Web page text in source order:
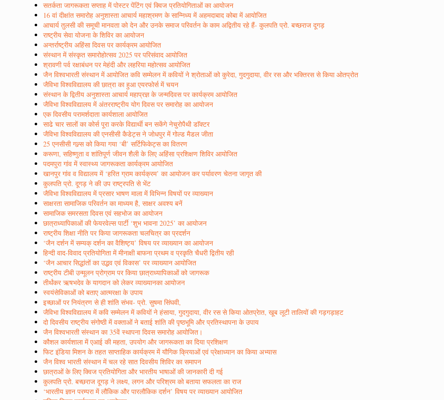
सतर्कता जागरूकता सप्ताह में पोस्टर पेंटिंग एवं क्विज प्रतियोगिताओं का आयोजन
16 वां दीक्षांत समारोह अनुशास्ता आचार्य महाश्रमण के सान्निध्य में अहमदाबाद कोबा में आयोजित
आचार्य तुलसी की समूची मानवता को देन और उनके समाज परिवर्तन के काम अद्वितीय रहे हैं- कुलपति प्रो. बच्छराज दूगड़
राष्ट्रीय सेवा योजना के शिविर का आयोजन
अन्तर्राष्ट्रीय अहिंसा दिवस पर कार्यक्रम आयोजित
संस्थान में संस्कृत समारोहोत्सव 2025 पर परिसंवाद आयोजित
श्रावणी पर्व रक्षाबंधन पर मेहंदी और लहरिया महोत्सव आयोजित
जैन विश्वभारती संस्थान में आयोजित कवि सम्मेलन में कवियों ने श्रोताओं को कुरेदा, गुदगुदाया, वीर रस और भक्तिरस से किया ओतप्रोत
जैविभा विश्वविद्यालय की छात्रा का हुआ एयरफोर्स में चयन
संस्थान के द्वितीय अनुशास्ता आचार्य महाप्रज्ञ के जन्मदिवस पर कार्यक्रम आयोजित
जैविभा विश्वविद्यालय में अंतरराष्ट्रीय योग दिवस पर समारोह का आयोजन
एक दिवसीय परामर्शदाता कार्यशाला आयोजित
साढे चार सालों का कोर्स पूरा करके विद्यार्थी बन सकेंगे नेचुरोपैथी डाॅक्टर
जैविभा विश्वविद्यालय की एनसीसी कैडेट्स ने जोधपुर में गोल्ड मैडल जीता
25 एनसीसी गल्र्स को किया गया ‘बी’ सर्टिफिकेट्स का वितरण
करूणा, सहिष्णुता व शांतिपूर्ण जीवन शैली के लिए अहिंसा प्रशिक्षण शिविर आयोजित
पदमपुरा गांव में स्वास्थ्य जागरूकता कार्यक्रम आयोजित
खानपुर गांव व विद्यालय में ‘हरित ग्राम कार्यक्रम’ का आयोजन कर पर्यावरण चेतना जागृत की
कुलपति प्रो. दूगड़ ने की उप राष्ट्रपति से भेंट
जैविभा विश्वविद्यालय में प्रसार भाषण माला में विभिन्न विषयों पर व्याख्यान
साक्षरता सामाजिक परिवर्तन का माध्यम है, साक्षर अवश्य बनें
सामाजिक समरसता दिवस एवं सहभोज का आयोजन
छात्राध्यापिकाओं की फेयरवेल्स पार्टी ‘शुभ भावना 2025’ का आयोजन
राष्ट्रीय शिक्षा नीति पर किया जागरूकता चलचित्र का प्रदर्शन
‘जैन दर्शन में सम्यक् दर्शन का वैशिष्ट्य’ विषय पर व्याख्यान का आयोजन
हिन्दी वाद-विवाद प्रतियोगिता में मीनाक्षी बाफना प्रथम व प्रकृति चैधरी द्वितीय रही
‘जैन आचार सिद्धांतों का उद्भव एवं विकास’ पर व्याख्यान आयोजित
राष्ट्रीय टीबी उन्मूलन प्रोग्राम पर किया छात्राध्यापिकाओं को जागरूक
तीर्थंकर ऋषभदेव के यागदान को लेकर व्याख्यानका आयोजन
स्वयंसेविकाओं को बताए आत्मरक्षा के उपाय
इच्छाओं पर नियंत्रण से ही शांति संभव- प्रो. सुषमा सिंघवी,
जैविभा विश्वविद्यालय में कवि सम्मेलन में कवियों ने हंसाया, गुदगुदाया, वीर रस से किया ओतप्रेात, खूब लूटी तालियों की गड़गड़ाहट
दो दिवसीय राष्ट्रीय संगोष्ठी में वक्ताओं ने बताई शांति की पृष्ठभूमि और प्रतिस्थापना के उपाय
जैन विश्वभारती संस्थान का 35वें स्थापना दिवस समारोह आयोजित।
कौशल कार्यशाला में एआई की महता, उपयोग और जागरूकता का दिया प्रशिक्षण
फिट इंडिया मिशन के तहत साप्ताहिक कार्यक्रम में यौगिक क्रियाओं एवं प्रेक्षाध्यान का किया अभ्यास
जैन विश्व भारती संस्थान में चल रहे सात दिवसीय शिविर का समापन
छात्राओं के लिए क्विज प्रतियोगिता और भारतीय भाषाओं की जानकारी दी गई
कुलपति प्रो. बच्छराज दूगड़ ने लक्ष्य, लगन और परिश्रम को बताया सफलता का राज
‘भारतीय ज्ञान परम्परा में लौकिक और पारलौकिक दर्शन’ विषय पर व्याख्यान आयोजित